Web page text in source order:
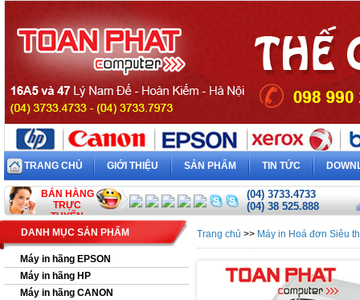
TRANG CHỦ GIỚI THIỆU SẢN PHẨM TIN TỨC
BÁN HÀNG
TRỰC
TUYẾN
(04) 3733.4733
(04) 38 525.888
DANH MỤC SẢN PHẨM
Máy in hãng EPSON
Máy in hãng HP
Máy in hãng CANON
Trang chủ >> Máy in Hoá đơn Siêu